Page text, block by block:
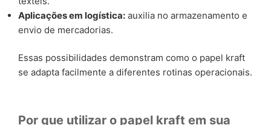
Aplicações em logística: auxilia no armazenamento e
envio de mercadorias.
Essas possibilidades demonstram como o papel kraft
se adapta facilmente a diferentes rotinas operacionais.
Por que utilizar o papel kraft em sua